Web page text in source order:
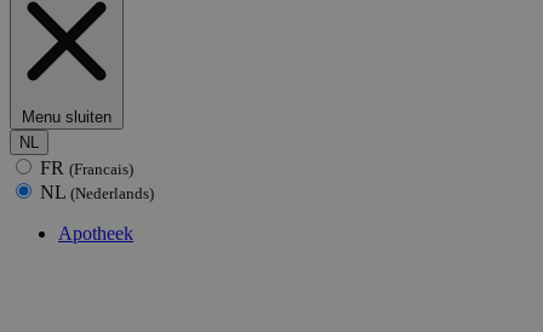
Menu sluiten
NL
FR (Francais)
NL (Nederlands)
Apotheek